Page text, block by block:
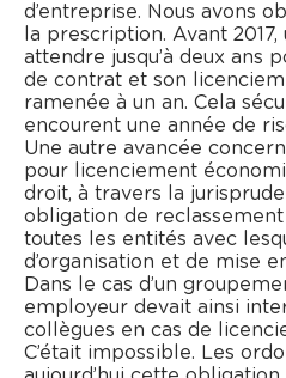
d’entreprise. Nous avons
la prescription. Avant
attendre jusqu’à deux ans
de contrat et son
ramenée à un an. Cela
encourent une année de
Une autre avancée
pour licenciement
droit, à travers la
obligation de reclassement
toutes les entités avec
d’organisation et de mise
Dans le cas d’un
employeur devait ainsi
collègues en cas de
C’était impossible. Les